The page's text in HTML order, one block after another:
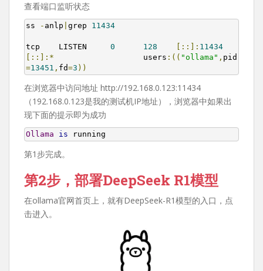
查看端口监听状态
ss - anlp grep 11434
tcp    LISTEN 0 128 [::]: 11434
[::]:*
                   users
:(( "ollama" , pid
=13451 , fd=3 ))
在浏览器中访问地址 http://192.168.0.123:11434
（192.168.0.123是我的测试机IP地址），浏览器中如果出
现下面的提示即为成功
Ollama is running
第1步完成。
第2步，部署DeepSeek R1模型
在ollama官网首页上，就有DeepSeek-R1模型的入口，点
击进入。